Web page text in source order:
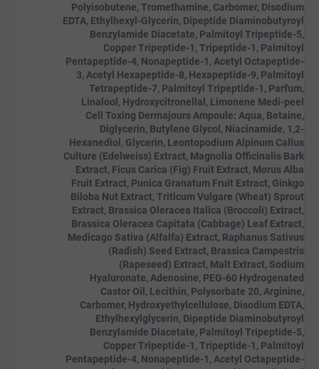
Polyisobutene, Tromethamine, Carbomer, Disodium
EDTA, Ethylhexyl-Glycerin, Dipeptide Diaminobutyroyl
Benzylamide Diacetate, Palmitoyl Tripeptide-5,
Copper Tripeptide-1, Tripeptide-1, Palmitoyl
Pentapeptide-4, Nonapeptide-1, Acetyl Octapeptide-
3, Acetyl Hexapeptide-8, Hexapeptide-9, Palmitoyl
Tetrapeptide-7, Palmitoyl Tripeptide-1, Parfum,
Linalool, Hydroxycitronellal, Limonene Medi-peel
Cell Toxing Dermajours Ampoule: Aqua, Betaine,
Diglycerin, Butylene Glycol, Niacinamide, 1,2-
Hexanediol, Glycerin, Leontopodium Alpinum Callus
Culture (Edelweiss) Extract, Magnolia Officinalis Bark
Extract, Ficus Carica (Fig) Fruit Extract, Morus Alba
Fruit Extract, Punica Granatum Fruit Extract, Ginkgo
Biloba Nut Extract, Triticum Vulgare (Wheat) Sprout
Extract, Brassica Oleracea Italica (Broccoli) Extract,
Brassica Oleracea Capitata (Cabbage) Leaf Extract,
Medicago Sativa (Alfalfa) Extract, Raphanus Sativus
(Radish) Seed Extract, Brassica Campestris
(Rapeseed) Extract, Malt Extract, Sodium
Hyaluronate, Adenosine, PEG-60 Hydrogenated
Castor Oil, Lecithin, Polysorbate 20, Arginine,
Carbomer, Hydroxyethylcellulose, Disodium EDTA,
Ethylhexylglycerin, Dipeptide Diaminobutyroyl
Benzylamide Diacetate, Palmitoyl Tripeptide-5,
Copper Tripeptide-1, Tripeptide-1, Palmitoyl
Pentapeptide-4, Nonapeptide-1, Acetyl Octapeptide-